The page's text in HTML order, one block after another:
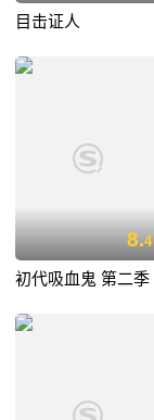
目击证人
8.4
初代吸血鬼 第二季